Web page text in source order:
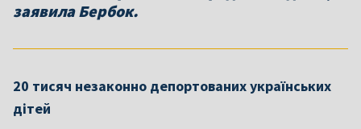
заявила Бербок.
20 тисяч незаконно депортованих українських
дітей